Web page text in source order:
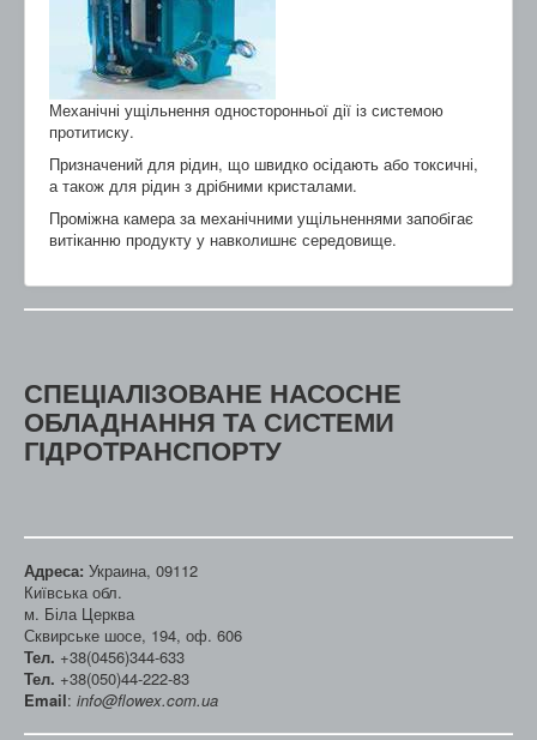
Механічні ущільнення односторонньої дії із системою
протитиску.
Призначений для рідин, що швидко осідають або токсичні,
а також для рідин з дрібними кристалами.
Проміжна камера за механічними ущільненнями запобігає
витіканню продукту у навколишнє середовище.
СПЕЦІАЛІЗОВАНЕ НАСОСНЕ
ОБЛАДНАННЯ ТА СИСТЕМИ
ГІДРОТРАНСПОРТУ
Адреса: Украина, 09112
Київська обл.
м. Біла Церква
Сквирське шосе, 194, оф. 606
Тел. +38(0456)344-633
Тел. +38(050)44-222-83
Email: info@flowex.com.ua